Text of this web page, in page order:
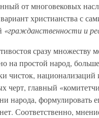
от многовековых
христианства с
«гражданственности и
сразу множеству
на простой народ,
чисток,
черт, главный
народа, формулировать
Соответственно,